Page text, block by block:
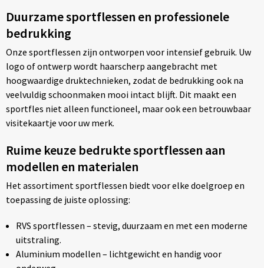
Duurzame sportflessen en professionele
bedrukking
Onze sportflessen zijn ontworpen voor intensief gebruik. Uw
logo of ontwerp wordt haarscherp aangebracht met
hoogwaardige druktechnieken, zodat de bedrukking ook na
veelvuldig schoonmaken mooi intact blijft. Dit maakt een
sportfles niet alleen functioneel, maar ook een betrouwbaar
visitekaartje voor uw merk.
Ruime keuze bedrukte sportflessen aan
modellen en materialen
Het assortiment sportflessen biedt voor elke doelgroep en
toepassing de juiste oplossing:
RVS sportflessen – stevig, duurzaam en met een moderne
uitstraling.
Aluminium modellen – lichtgewicht en handig voor